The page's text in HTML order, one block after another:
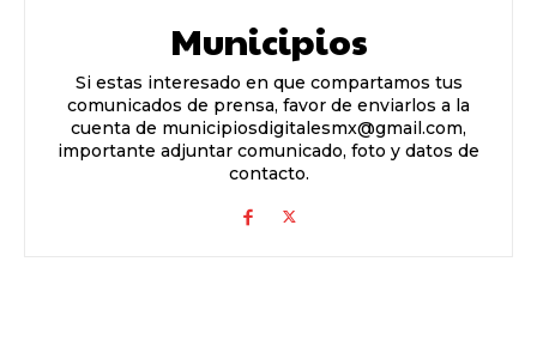
Municipios
Si estas interesado en que compartamos tus
comunicados de prensa, favor de enviarlos a la
cuenta de municipiosdigitalesmx@gmail.com,
importante adjuntar comunicado, foto y datos de
contacto.